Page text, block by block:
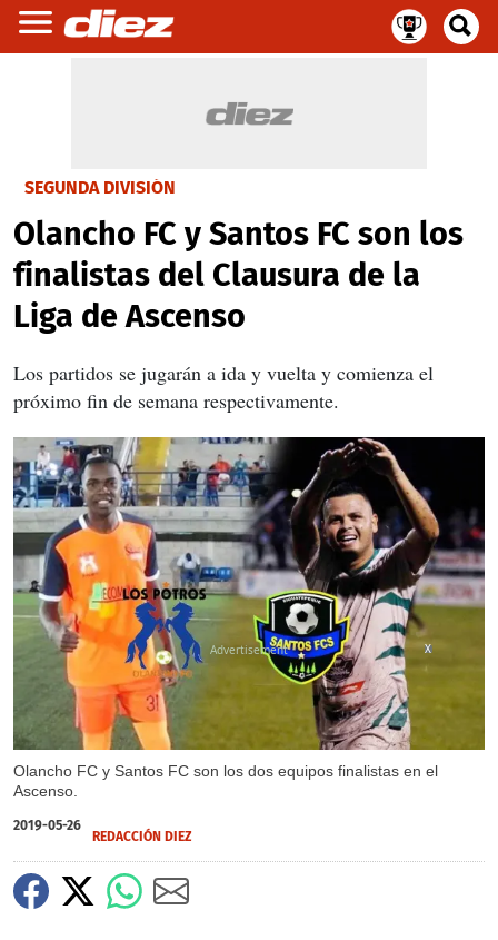
SEGUNDA DIVISIÓN
Olancho FC y Santos FC son los
finalistas del Clausura de la
Liga de Ascenso
Los partidos se jugarán a ida y vuelta y comienza el
próximo fin de semana respectivamente.
Olancho FC y Santos FC son los dos equipos finalistas en el
Ascenso.
X
2019-05-26
REDACCIÓN DIEZ